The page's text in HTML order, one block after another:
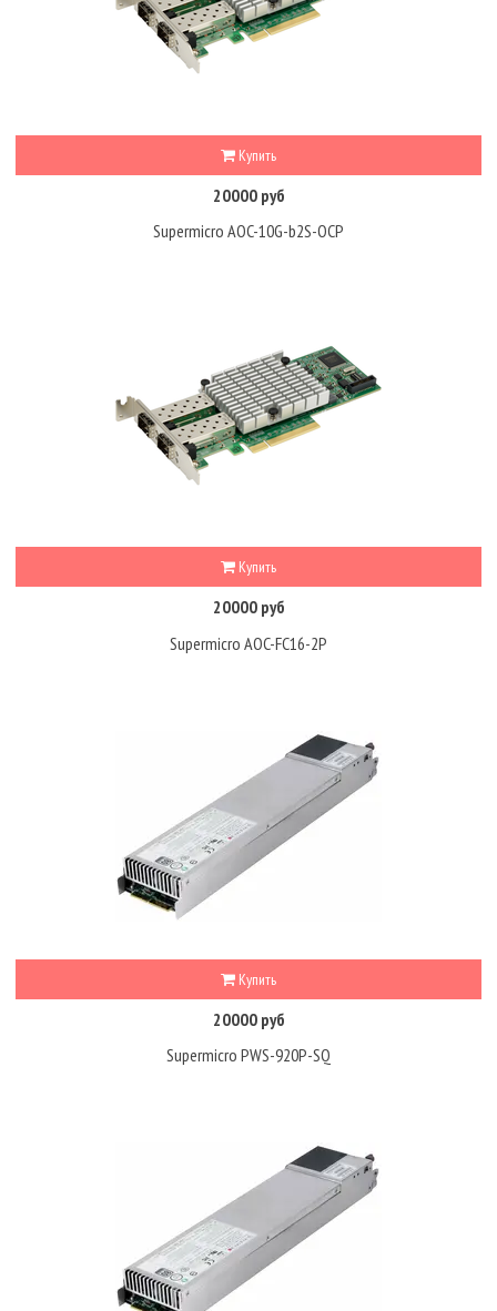
Купить
20000 руб
Supermicro AOC-10G-b2S-OCP
Купить
20000 руб
Supermicro AOC-FC16-2P
Купить
20000 руб
Supermicro PWS-920P-SQ